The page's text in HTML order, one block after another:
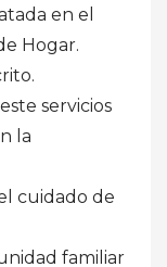
en el
Hogar.
servicios
la
cuidado de
familiar